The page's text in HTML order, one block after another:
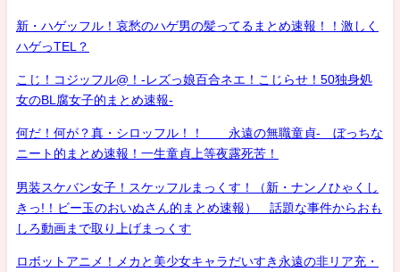
新・ハゲッフル！哀愁のハゲ男の髪ってるまとめ速報！！激しく
ハゲっTEL？
こじ！コジッフル@！-レズっ娘百合ネエ！こじらせ！50独身処
女のBL腐女子的まとめ速報-
何だ！何が？真・シロッフル！！ 永遠の無職童貞- ぼっちな
ニート的まとめ速報！一生童貞上等夜露死苦！
男装スケバン女子！スケッフルまっくす！（新・ナンノひゃくし
きっ!！ビー玉のおいぬさん的まとめ速報） 話題な事件からおも
しろ動画まで取り上げまっくす
ロボットアニメ！メカと美少女キャラだいすき永遠の非リア充・